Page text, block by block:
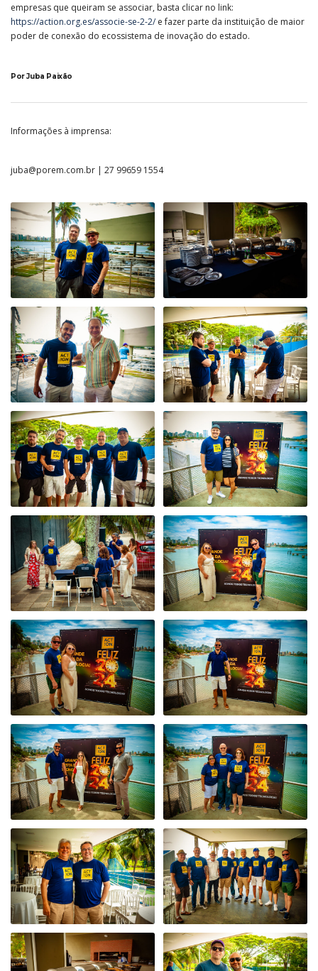
empresas que queiram se associar, basta clicar no link:
https://action.org.es/associe-se-2-2/ e fazer parte da instituição de maior
poder de conexão do ecossistema de inovação do estado.
Por Juba Paixão
Informações à imprensa:
juba@porem.com.br | 27 99659 1554